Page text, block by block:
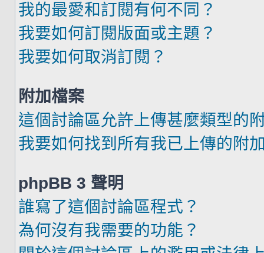
我的最愛和訂閱有何不同？
我要如何訂閱版面或主題？
我要如何取消訂閱？
附加檔案
這個討論區允許上傳甚麼類型的
我要如何找到所有我已上傳的附
phpBB 3 聲明
誰寫了這個討論區程式？
為何沒有我需要的功能？